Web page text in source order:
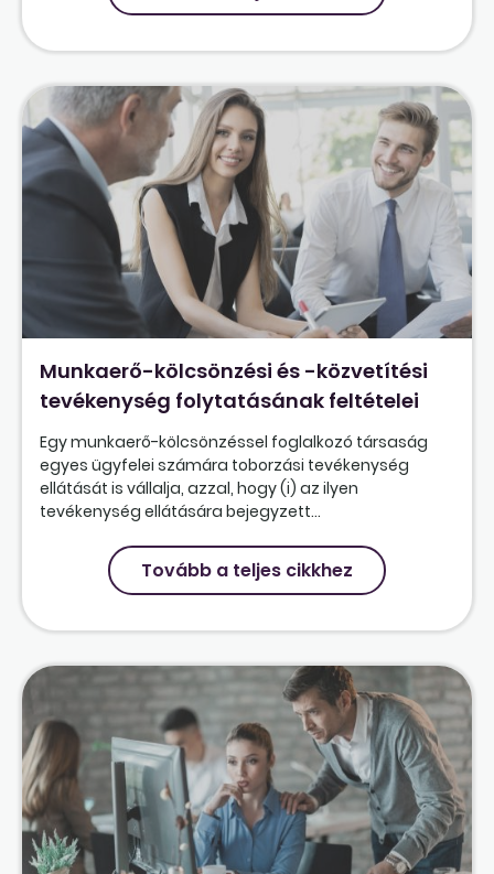
Munkaerő-kölcsönzési és -közvetítési
tevékenység folytatásának feltételei
Egy munkaerő-kölcsönzéssel foglalkozó társaság
egyes ügyfelei számára toborzási tevékenység
ellátását is vállalja, azzal, hogy (i) az ilyen
tevékenység ellátására bejegyzett...
Tovább a teljes cikkhez